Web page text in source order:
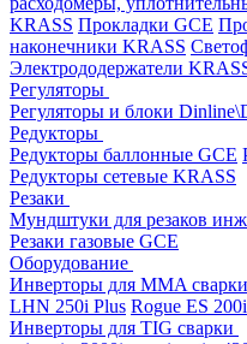
KRASS Прокладки GCE
наконечники KRASS
Электрододержатели
Регуляторы
Регуляторы и блоки
Редукторы
Редукторы баллонные GCE
Редукторы сетевые KRASS
Резаки
Мундштуки для резаков
Резаки газовые GCE
Оборудование
Инверторы для MMA сварки
LHN 250i Plus Rogue ES
Инверторы для TIG сварки